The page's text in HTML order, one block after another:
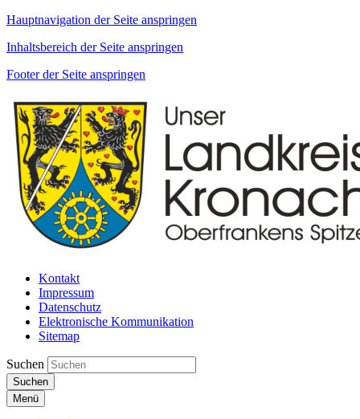
Hauptnavigation der Seite anspringen
Inhaltsbereich der Seite anspringen
Footer der Seite anspringen
Kontakt
Impressum
Datenschutz
Elektronische Kommunikation
Sitemap
Suchen
Suchen
Menü